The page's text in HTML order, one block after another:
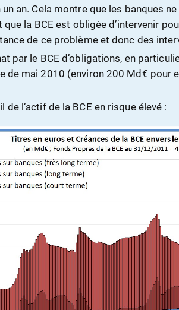
un an. Cela montre que les banques
que la BCE est obligée d’intervenir
de ce problème et donc des
par le BCE d’obligations, en
de mai 2010 (environ 200 Md€ pour
de l’actif de la BCE en risque élevé :